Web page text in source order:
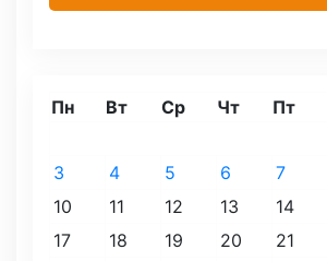
Пн Вт Ср Чт Пт
3
4 5 6 7
10
11 12 13 14
17
18 19 20 21